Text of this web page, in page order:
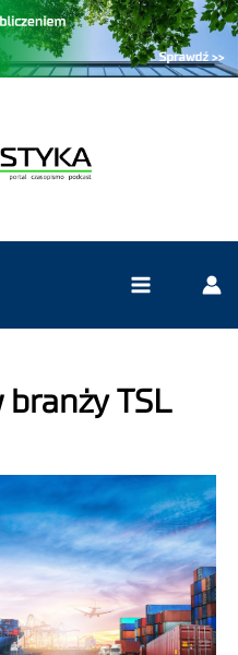
branży TSL